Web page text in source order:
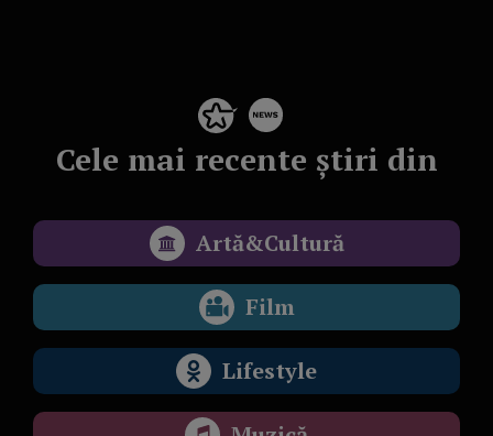
Cele mai recente știri din
Artă&Cultură
Film
Lifestyle